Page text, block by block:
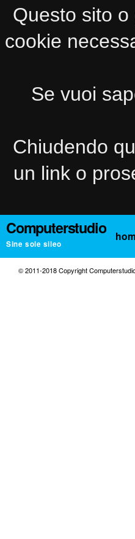
Questo sito
cookie
Se vuoi
Chiudendo
un link o
Computerstudio
Sine sole sileo
© 2011-2018 Copyright